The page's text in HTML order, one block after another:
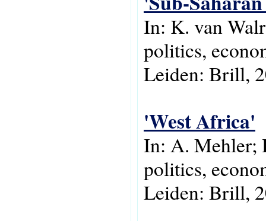
In: K. van
politics,
Leiden: Brill,
'West Africa'
In: A. Mehler;
politics,
Leiden: Brill,